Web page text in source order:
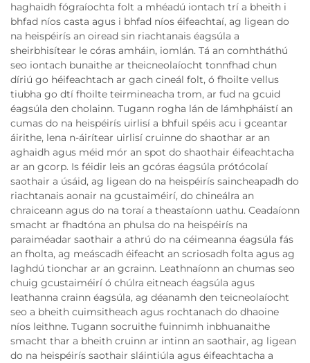
haghaidh fógraíochta folt a mhéadú iontach trí a bheith i
bhfad níos casta agus i bhfad níos éifeachtaí, ag ligean do
na heispéirís an oiread sin riachtanais éagsúla a
sheirbhisítear le córas amháin, iomlán. Tá an comhtháthú
seo iontach bunaithe ar theicneolaíocht tonnfhad chun
díriú go héifeachtach ar gach cineál folt, ó fhoilte vellus
tiubha go dtí fhoilte teirmineacha trom, ar fud na gcuid
éagsúla den cholainn. Tugann rogha lán de lámhpháistí an
cumas do na heispéirís uirlisí a bhfuil spéis acu i gceantar
áirithe, lena n-áirítear uirlisí cruinne do shaothar ar an
aghaidh agus méid mór an spot do shaothair éifeachtacha
ar an gcorp. Is féidir leis an gcóras éagsúla prótócolaí
saothair a úsáid, ag ligean do na heispéirís saincheapadh do
riachtanais aonair na gcustaiméirí, do chineálra an
chraiceann agus do na toraí a theastaíonn uathu. Ceadaíonn
smacht ar fhadtóna an phulsa do na heispéirís na
paraiméadar saothair a athrú do na céimeanna éagsúla fás
an fholta, ag meáscadh éifeacht an scriosadh folta agus ag
laghdú tionchar ar an gcrainn. Leathnaíonn an chumas seo
chuig gcustaiméirí ó chúlra eitneach éagsúla agus
leathanna crainn éagsúla, ag déanamh den teicneolaíocht
seo a bheith cuimsitheach agus rochtanach do dhaoine
níos leithne. Tugann socruithe fuinnimh inbhuanaithe
smacht thar a bheith cruinn ar intinn an saothair, ag ligean
do na heispéirís saothair sláintiúla agus éifeachtacha a